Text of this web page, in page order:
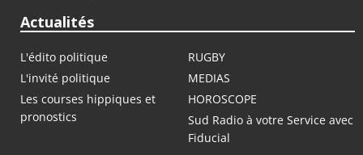
Actualités
L'édito politique
RUGBY
L'invité politique
MEDIAS
Les courses hippiques et
pronostics
HOROSCOPE
Sud Radio à votre Service avec
Fiducial